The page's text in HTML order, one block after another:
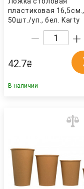
пластиковая 16,5см.,
50шт./уп., бел. Karty
42.7₴
В наличии